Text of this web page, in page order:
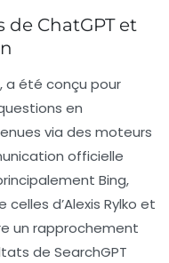
de ChatGPT et
a été conçu pour
en
via des moteurs
officielle
Bing,
d’Alexis Rylko et
un rapprochement
de SearchGPT